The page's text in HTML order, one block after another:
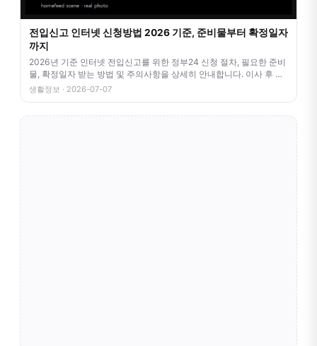
전입신고 인터넷 신청방법 2026 기준, 준비물부터 확정일자
까지
2026년 기준 인터넷 전입신고를 위한 정부24 신청 절차, 필요한 준비
물, 확정일자 받는 방법 및 주의사항을 상세히 안내합니다. 이사 후 번
거
생활정보 · 2026-07-07